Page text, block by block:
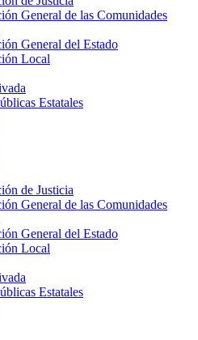
General de las Comunidades
General del Estado
Local
Estatales
de Justicia
General de las Comunidades
General del Estado
Local
Estatales